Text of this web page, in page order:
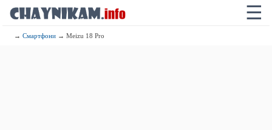
☰
→Смартфони → Meizu 18 Pro